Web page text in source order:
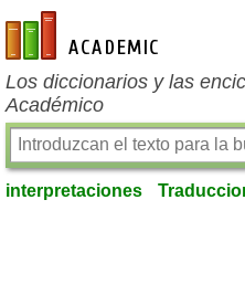
es-academic.com
Los diccionarios y las
Académico
interpretaciones